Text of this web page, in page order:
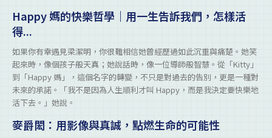
Happy 媽的快樂哲學｜用一生告訴我們，怎樣活
得...
如果你有幸遇見梁潔明，你很難相信她曾經歷過如此沉重與痛楚。她笑
起來時，像個孩子般天真；她說話時，像一位導師般智慧。從「Kitty」
到「Happy 媽」，這個名字的轉變，不只是對過去的告別，更是一種對
未來的承諾。「我不是因為人生順利才叫 Happy，而是我決定要快樂地
活下去。」她說。
麥爵閎：用影像與真誠，點燃生命的可能性